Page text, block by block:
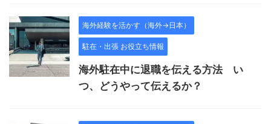
海外経験を活かす（海外→日本）
駐在・出張 お役立ち情報
海外駐在中に退職を伝える方法 い
つ、どうやって伝えるか？